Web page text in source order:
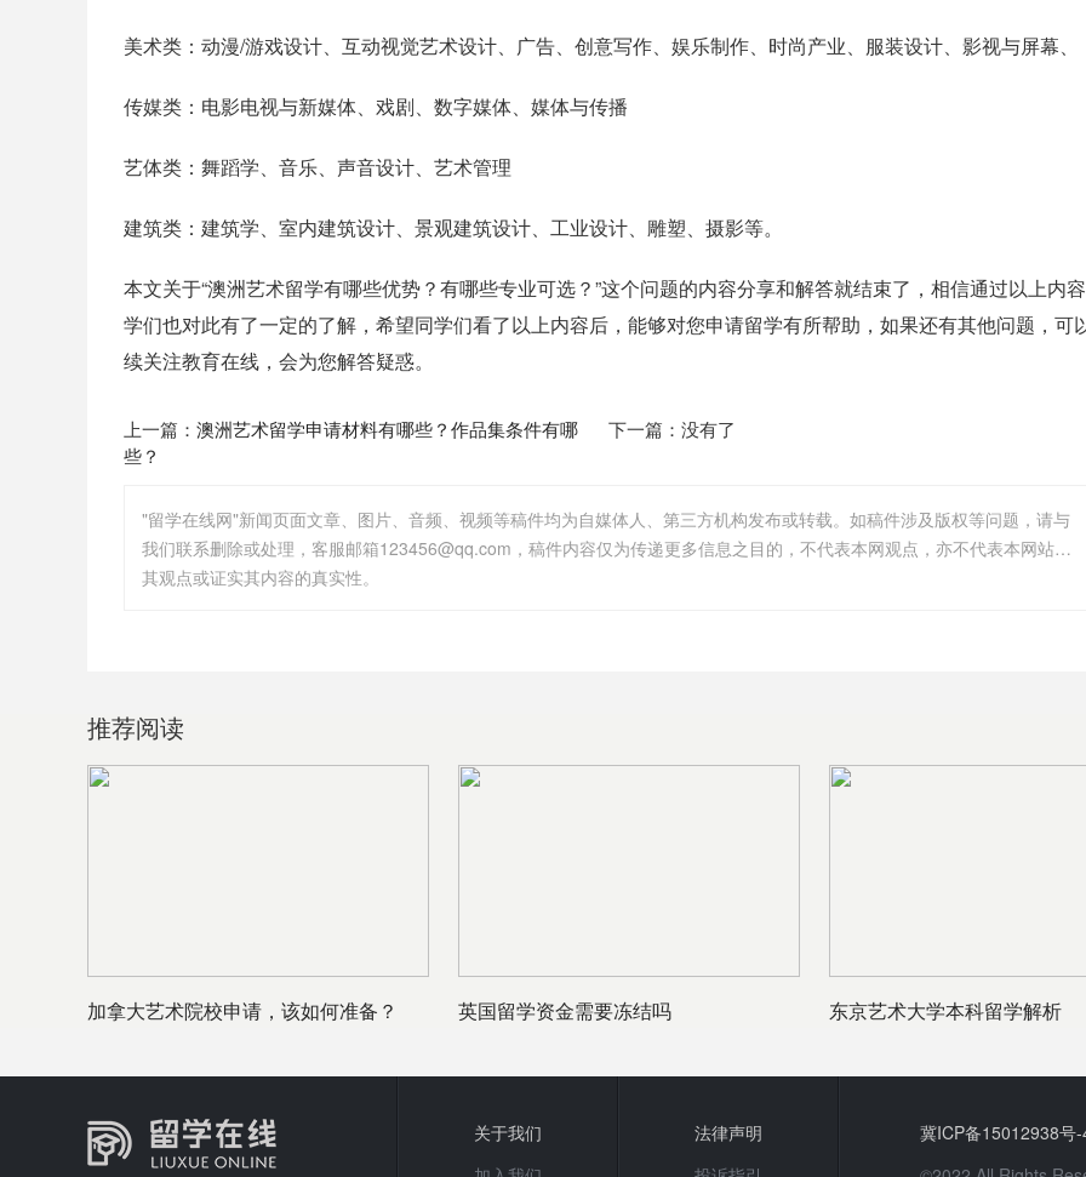
美术类：动漫/游戏设计、互动视觉艺术设计、广告、创意写作、娱乐制作、时尚产业、服装设计、影视与屏幕、
传媒类：电影电视与新媒体、戏剧、数字媒体、媒体与传播
艺体类：舞蹈学、音乐、声音设计、艺术管理
建筑类：建筑学、室内建筑设计、景观建筑设计、工业设计、雕塑、摄影等。
本文关于“澳洲艺术留学有哪些优势？有哪些专业可选？”这个问题的内容分享和解答就结束了，相信通过以上内
学们也对此有了一定的了解，希望同学们看了以上内容后，能够对您申请留学有所帮助，如果还有其他问题，可
续关注教育在线，会为您解答疑惑。
上一篇： 澳洲艺术留学申请材料有哪些？作品集条件有哪
些？
下一篇：没有了
"留学在线网"新闻页面文章、图片、音频、视频等稿件均为自媒体人、第三方机构发布或转载。如稿件涉及版权等问题，请与
我们联系删除或处理，客服邮箱123456@qq.com，稿件内容仅为传递更多信息之目的，不代表本网观点，亦不代表本网站赞同
其观点或证实其内容的真实性。
推荐阅读
加拿大艺术院校申请，该如何准备？ 英国留学资金需要冻结吗 东京艺术大学本科留学解析
关于我们
法律声明
冀ICP备15012938号